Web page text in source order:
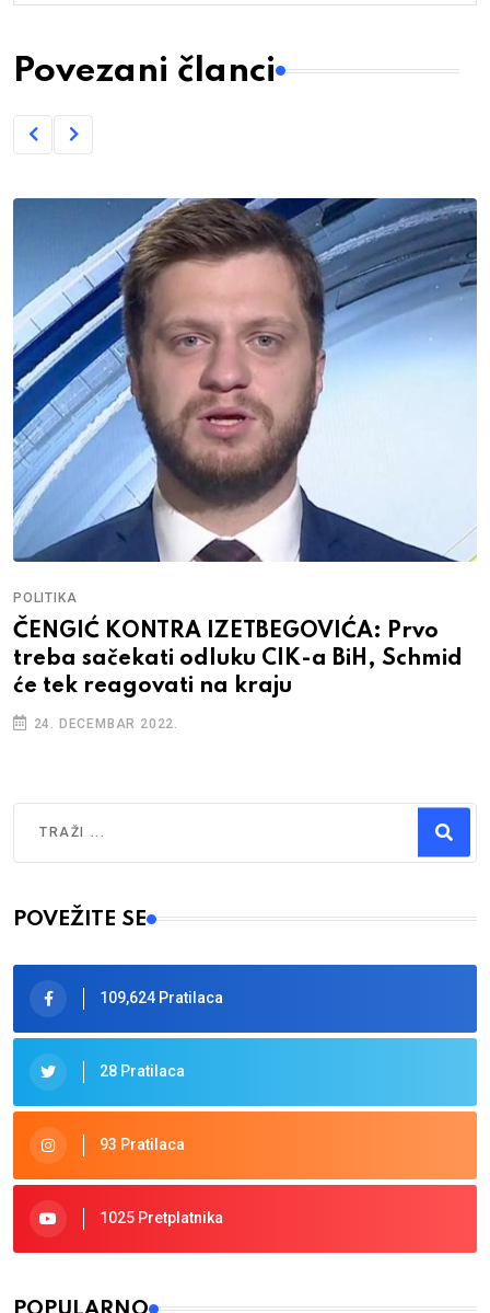
Povezani članci
POLITIKA
ČENGIĆ KONTRA IZETBEGOVIĆA: Prvo
treba sačekati odluku CIK-a BiH, Schmid
će tek reagovati na kraju
24. DECEMBAR 2022.
Type 2 or more characters for results.
POVEŽITE SE
109,624 Pratilaca
28 Pratilaca
93 Pratilaca
1025 Pretplatnika
POPULARNO